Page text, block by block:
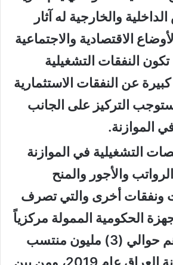
والخارجية له آثار
الاقتصادية والاجتماعية
النفقات التشغيلية
عن النفقات الاستثمارية
التركيز على الجانب
الموازنة.
التشغيلية في الموازنة
والأجور والمنح
ونفقات أخرى والتي تصرف
الحكومية الممولة مركزياً
والبالغ عددهم حوالي (3) مليون منتسب